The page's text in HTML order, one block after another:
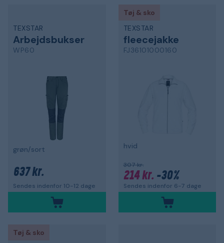
TEXSTAR
Arbejdsbukser
WP60
grøn/sort
637 kr.
Sendes indenfor 10-12 dage
Tøj & sko
TEXSTAR
fleecejakke
FJ36101000160
hvid
307 kr.
214 kr. -30%
Sendes indenfor 6-7 dage
Tøj & sko